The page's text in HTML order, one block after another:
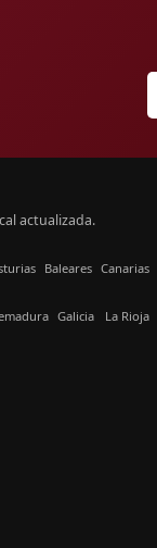
actualizada.
Baleares Canarias
Galicia La Rioja